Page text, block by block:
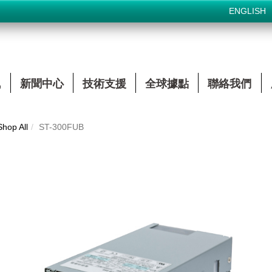
ENGLISH
新聞中心 技術支援 全球據點 聯絡我們
All ST-300FUB